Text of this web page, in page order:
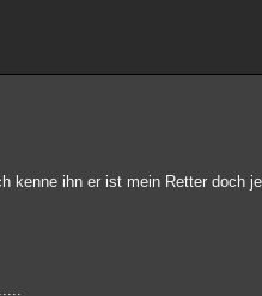
kenne ihn er ist mein Retter doch